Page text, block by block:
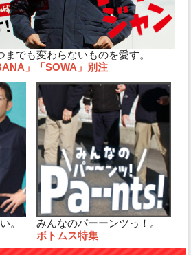
でも変わらないものを愛す。
」「SOWA」別注
。
みんなのパーーンツっ！。
ボトムス特集